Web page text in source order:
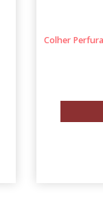
Colher